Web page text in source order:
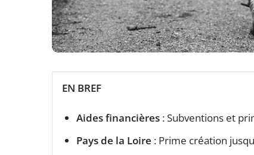
EN BREF
Aides financières : Subventions et
Pays de la Loire : Prime création